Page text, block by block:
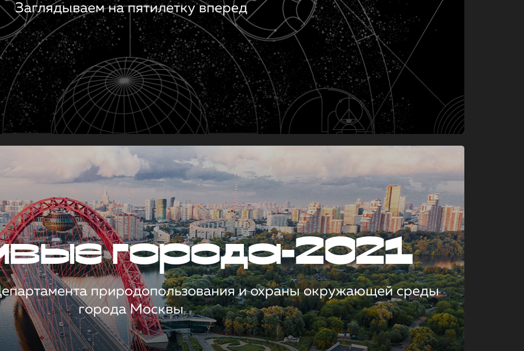
Заглядываем на пятилетку вперед
города-2021
природопользования и охраны окружающей среды
города Москвы